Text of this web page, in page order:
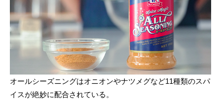
オールシーズニングはオニオンやナツメグなど11種類のスパ
イスが絶妙に配合されている。